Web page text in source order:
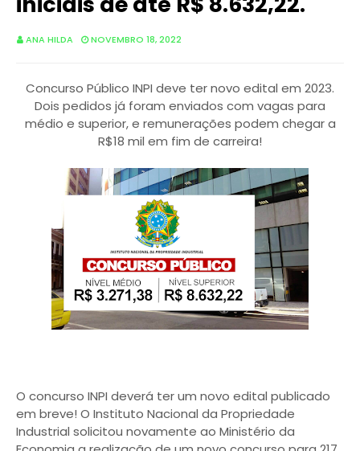
ANA HILDA NOVEMBRO 18, 2022
Concurso Público INPI deve ter novo edital em 2023.
Dois pedidos já foram enviados com vagas para
médio e superior, e remunerações podem chegar a
R$18 mil em fim de carreira!
O concurso INPI deverá ter um novo edital publicado
em breve! O Instituto Nacional da Propriedade
Industrial solicitou novamente ao Ministério da